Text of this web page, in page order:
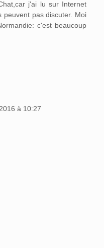
j'ai lu sur Internet
peuvent pas discuter. Moi
c'est beaucoup
à 10:27